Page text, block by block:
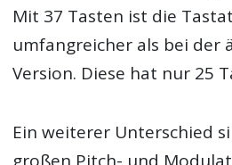
Mit 37 Tasten ist die
umfangreicher als bei der
Version. Diese hat nur 25
Ein weiterer Unterschied